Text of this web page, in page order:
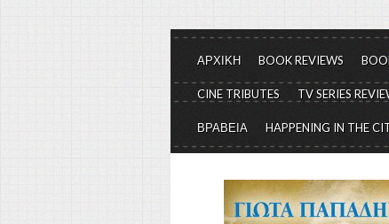
ΑΡΧΙΚΗ BOOK REVIEWS
CINE TRIBUTES TV SERIES
ΒΡΑΒΕΙΑ HAPPENING IN THE